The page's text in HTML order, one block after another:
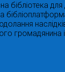
бібліотека для
громадянина